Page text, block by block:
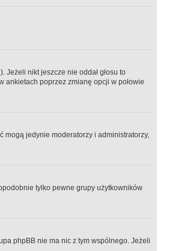
nikt jeszcze nie oddał głosu to
ankietach poprzez zmianę opcji w połowie
mogą jedynie moderatorzy i administratorzy,
tylko pewne grupy użytkowników
phpBB nie ma nic z tym wspólnego. Jeżeli